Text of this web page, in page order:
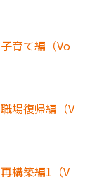
育て編（Vo
場復帰編（V
構築編1（V